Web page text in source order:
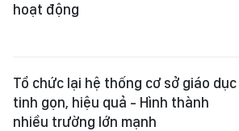
hoạt động
Tổ chức lại hệ thống cơ sở giáo dục
tinh gọn, hiệu quả - Hình thành
nhiều trường lớn mạnh